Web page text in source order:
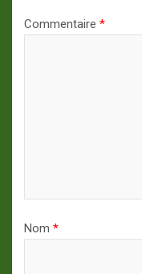
Commentaire *
Nom *